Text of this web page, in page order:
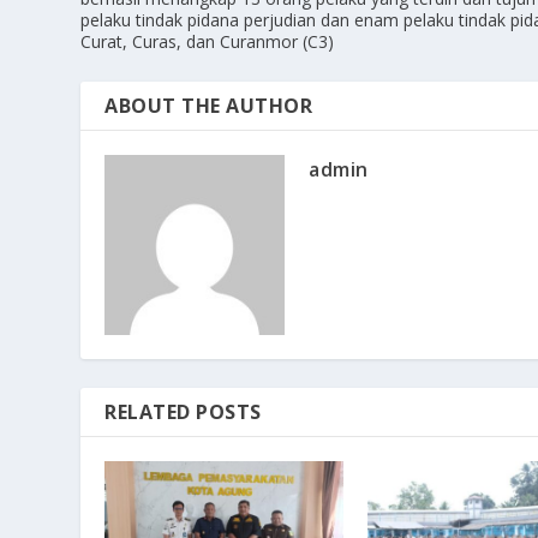
pelaku tindak pidana perjudian dan enam pelaku tindak
Curat, Curas, dan Curanmor (C3)
ABOUT THE AUTHOR
admin
RELATED POSTS